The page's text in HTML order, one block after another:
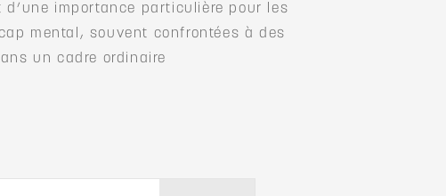
importance particulière pour les
mental, souvent confrontées à des
un cadre ordinaire